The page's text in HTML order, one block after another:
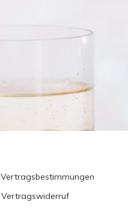
Vertragsbestimmungen
Vertragswiderruf